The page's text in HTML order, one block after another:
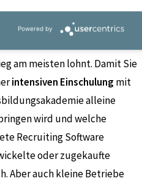
so zum Karriere Boost, der oft
führt.
am meisten lohnt. Damit Sie
intensiven Einschulung mit
alleine
wird und welche
Recruiting Software
oder zugekaufte
Aber auch kleine Betriebe
Powered by